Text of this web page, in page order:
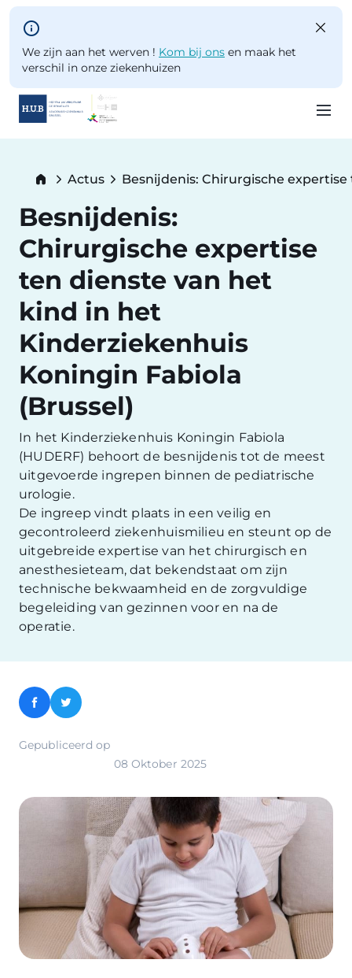
Skip to main content
We zijn aan het werven ! Kom bij ons en maak het
verschil in onze ziekenhuizen
content
Breadcrumb
Actus
Current:
Besnijdenis: Chirurgische
Besnijdenis:
Chirurgische expertise
ten dienste van het
kind in het
Kinderziekenhuis
Koningin Fabiola
(Brussel)
In het Kinderziekenhuis Koningin Fabiola
(HUDERF) behoort de besnijdenis tot de meest
uitgevoerde ingrepen binnen de pediatrische
urologie.
De ingreep vindt plaats in een veilig en
gecontroleerd ziekenhuismilieu en steunt op de
uitgebreide expertise van het chirurgisch en
anesthesieteam, dat bekendstaat om zijn
technische bekwaamheid en de zorgvuldige
begeleiding van gezinnen voor en na de
operatie.
Facebook
Twitter
Gepubliceerd op
08 Oktober 2025
Image